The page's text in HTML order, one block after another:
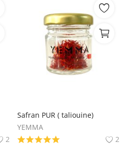
2
Safran PUR ( taliouine)
YEMMA
2